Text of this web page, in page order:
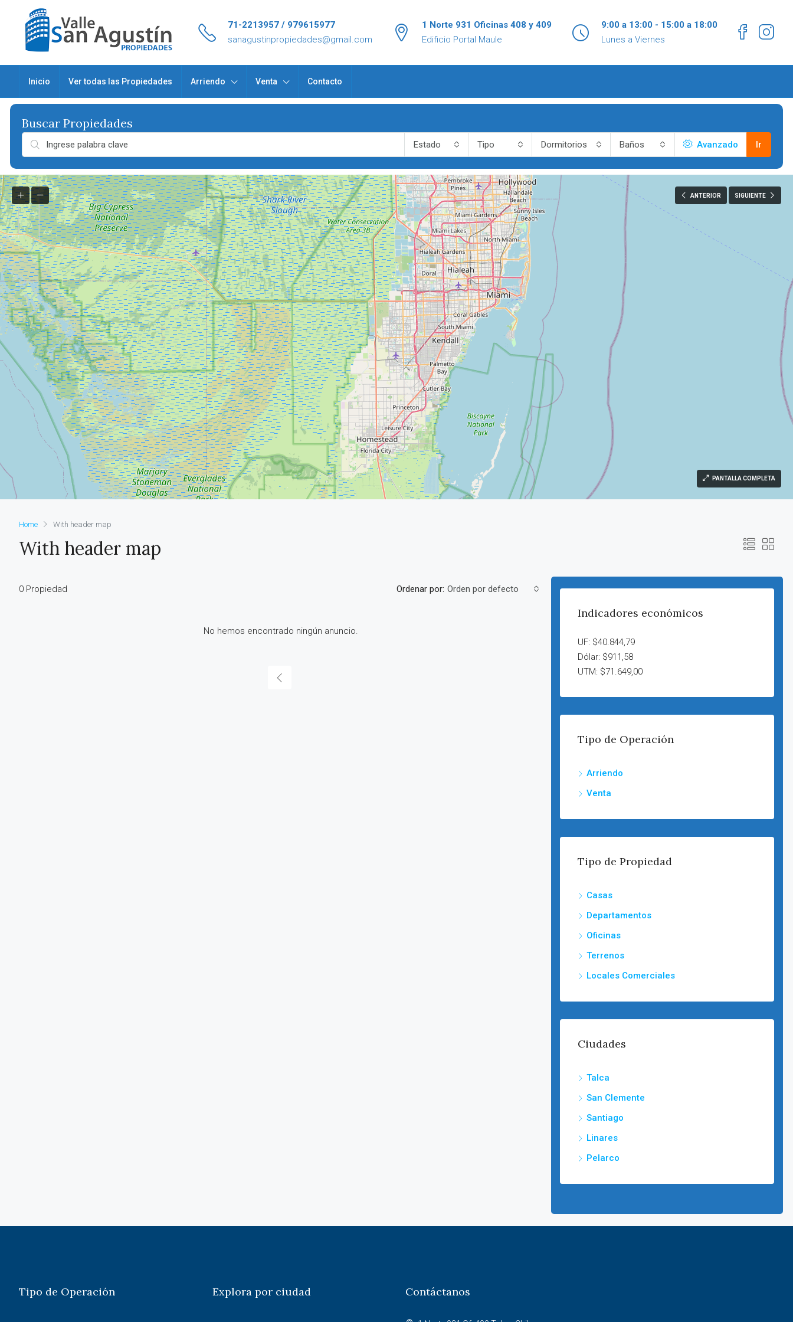
71-2213957 / 979615977
sanagustinpropiedades@gmail.com
1 Norte 931 Oficinas 408 y 409
Edificio Portal Maule
9:00 a 13:00 - 15:00 a 18:00
Lunes a Viernes
Inicio Ver todas las Propiedades Arriendo Venta Contacto
Estado Tipo Dormitorios Baños Avanzado Ir
ANTERIOR SIGUIENTE
PANTALLA COMPLETA
Home With header map
With header map
0 Propiedad Ordenar por: Orden por defecto
No hemos encontrado ningún anuncio.
Indicadores económicos
UF: $40.844,79
Dólar: $911,58
UTM: $71.649,00
Tipo de Operación
Arriendo
Venta
Tipo de Propiedad
Casas
Departamentos
Oficinas
Terrenos
Locales Comerciales
Ciudades
Talca
San Clemente
Santiago
Linares
Pelarco
Tipo de Operación Explora por ciudad Contáctanos